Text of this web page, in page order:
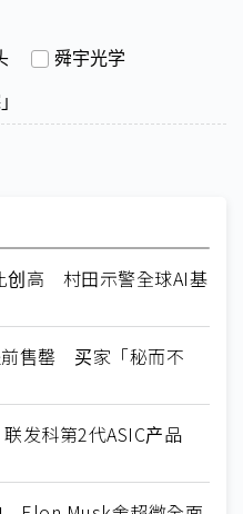
舜宇光学
创高 村田示警全球AI基
售罄 买家「秘而不
发科第2代ASIC产品